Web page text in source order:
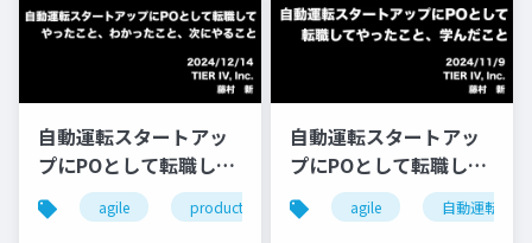
自動運転スタートアッ
プにPOとして転職して
やったこと、わかった
こと、次にやること
agile product owner 自動運転
自動運転スタートアッ
プにPOとして転職して
やったこと、学んだこ
と
agile 自動運転